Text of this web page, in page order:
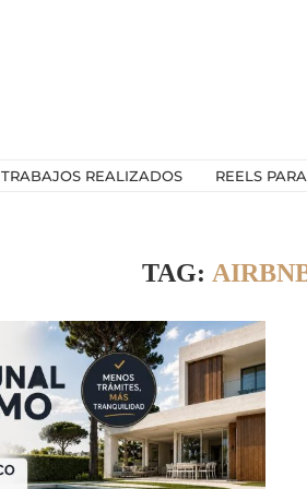
TRABAJOS REALIZADOS REELS
TAG: